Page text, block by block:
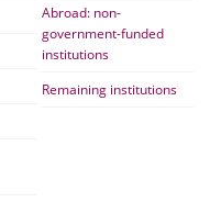
Abroad: non-
government-funded
institutions
Remaining institutions